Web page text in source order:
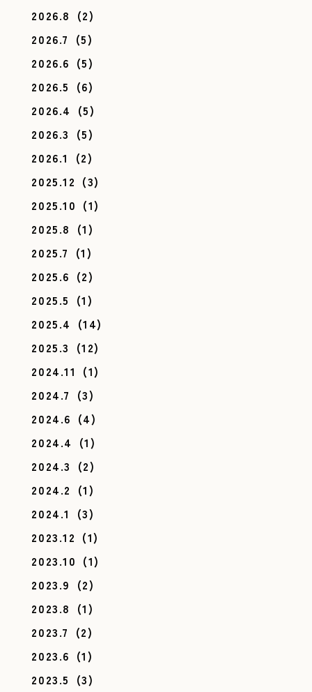
2026.8 (2)
2026.7 (5)
2026.6 (5)
2026.5 (6)
2026.4 (5)
2026.3 (5)
2026.1
(2)
2025.12 (3)
2025.10 (1)
2025.8 (1)
2025.7 (1)
2025.6 (2)
2025.5 (1)
2025.4 (14)
2025.3 (12)
2024.11 (1)
2024.7 (3)
2024.6 (4)
2024.4 (1)
2024.3 (2)
2024.2 (1)
2024.1
(3)
2023.12 (1)
2023.10 (1)
2023.9 (2)
2023.8 (1)
2023.7 (2)
2023.6 (1)
2023.5 (3)